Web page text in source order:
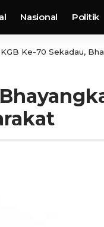
Nasional Politik
Ke-70 Sekadau,